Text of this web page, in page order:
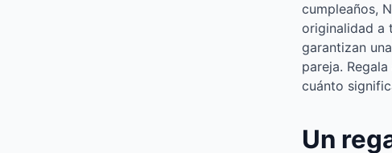
cumpleaños,
originalidad a
garantizan
pareja.
cuánto
Un